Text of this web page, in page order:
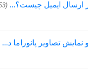
نمایش تصاویر پانوراما د...